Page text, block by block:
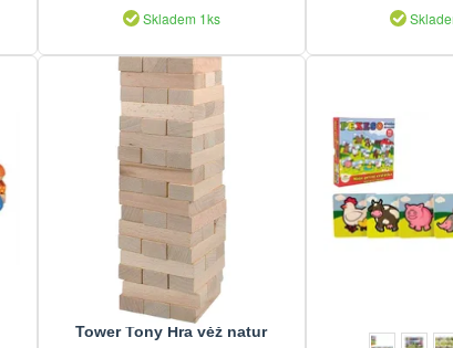
Skladem 1ks
Tower Tony Hra věž natur